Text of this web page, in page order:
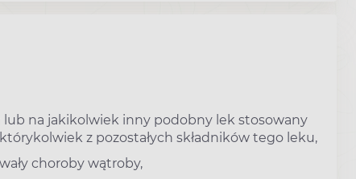
na jakikolwiek inny podobny lek stosowany
z pozostałych składników tego leku,
choroby wątroby,